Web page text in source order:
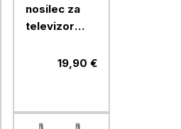
nosilec za
televizor
popolnim19,90 €